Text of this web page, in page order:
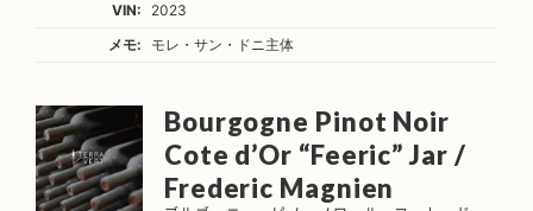
VIN:
2023
メモ:
モレ・サン・ドニ主体
Bourgogne Pinot Noir
Cote d’Or “Feeric” Jar /
Frederic Magnien